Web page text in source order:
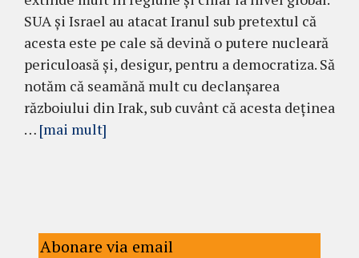
SUA și Israel au atacat Iranul sub pretextul că
acesta este pe cale să devină o putere nucleară
periculoasă și, desigur, pentru a democratiza. Să
notăm că seamănă mult cu declanșarea
războiului din Irak, sub cuvânt că acesta deținea
… [mai mult]
Abonare via email